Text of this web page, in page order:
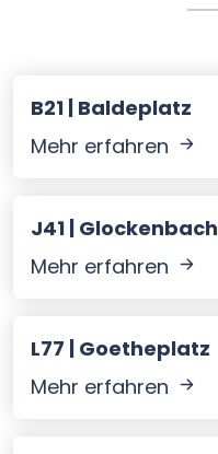
B21 | Baldeplatz
Mehr erfahren
J41 | Glockenbach
Mehr erfahren
L77 | Goetheplatz
Mehr erfahren